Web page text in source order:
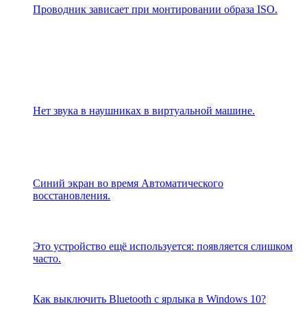
Проводник зависает при монтировании образа ISO.
Нет звука в наушниках в виртуальной машине.
Синий экран во время Автоматического
восстановления.
Это устройство ещё используется: появляется слишком
часто.
Как выключить Bluetooth с ярлыка в Windows 10?